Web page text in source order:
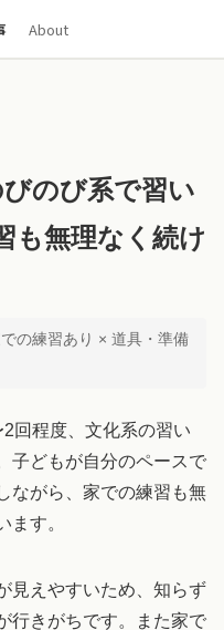
About
びのび系で習い
も無理なく続け
の練習あり × 道具・準備
回程度、文化系の習い
子どもが自分のペースで
ながら、家での練習も無
ます。
見えやすいため、知らず
行きがちです。また家で